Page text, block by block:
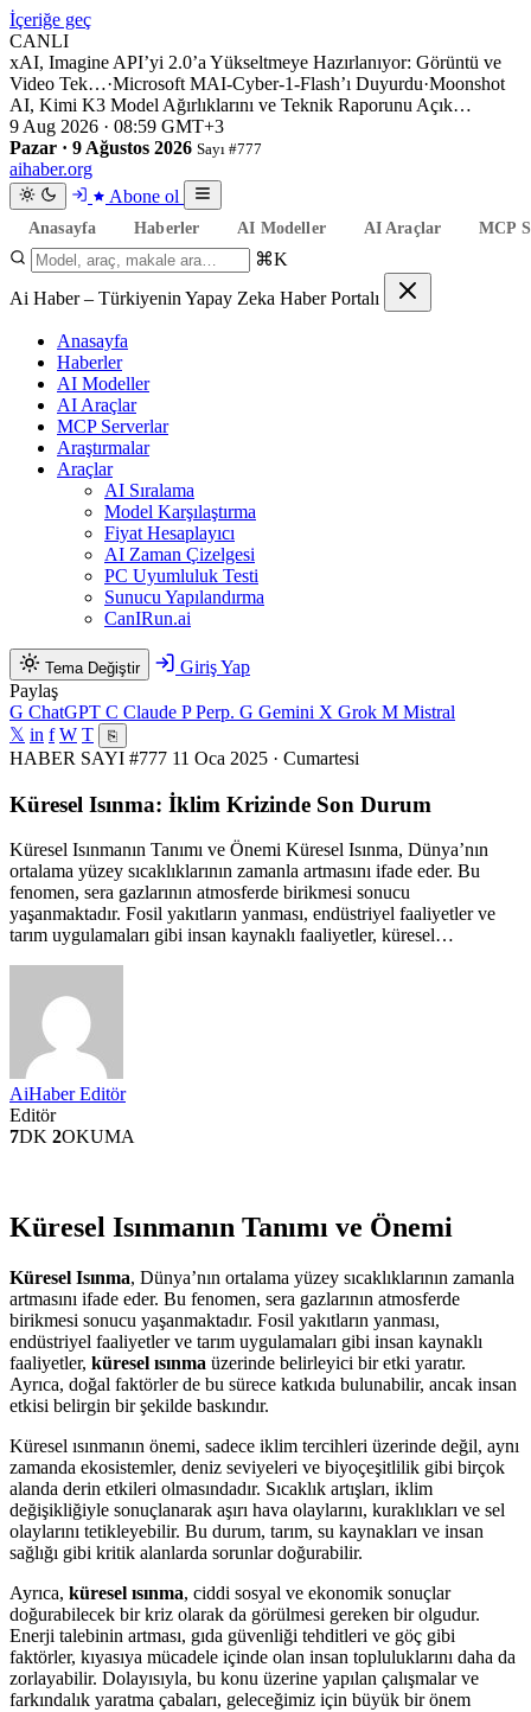
İçeriğe geç
CANLI
xAI, Imagine API’yi 2.0’a Yükseltmeye Hazırlanıyor: Görüntü ve
Video Tek…·Microsoft MAI-Cyber-1-Flash’ı Duyurdu·Moonshot
AI, Kimi K3 Model Ağırlıklarını ve Teknik Raporunu Açık…
9 Aug 2026 · 08:59 GMT+3
Pazar · 9 Ağustos 2026 Sayı #777
aihaber.org
Abone ol
Anasayfa Haberler AI Modeller AI Araçlar MCP
⌘K
Ai Haber – Türkiyenin Yapay Zeka Haber Portalı
Anasayfa
Haberler
AI Modeller
AI Araçlar
MCP Serverlar
Araştırmalar
Araçlar
AI Sıralama
Model Karşılaştırma
Fiyat Hesaplayıcı
AI Zaman Çizelgesi
PC Uyumluluk Testi
Sunucu Yapılandırma
CanIRun.ai
Tema Değiştir
Giriş Yap
Paylaş
G ChatGPT C Claude P Perp. G Gemini X Grok M Mistral
𝕏 in f W T ⎘
HABER SAYI #777 11 Oca 2025 · Cumartesi
Küresel Isınma: İklim Krizinde Son Durum
Küresel Isınmanın Tanımı ve Önemi Küresel Isınma, Dünya’nın
ortalama yüzey sıcaklıklarının zamanla artmasını ifade eder. Bu
fenomen, sera gazlarının atmosferde birikmesi sonucu
yaşanmaktadır. Fosil yakıtların yanması, endüstriyel faaliyetler ve
tarım uygulamaları gibi insan kaynaklı faaliyetler, küresel…
AiHaber Editör
Editör
7DK 2OKUMA
Küresel Isınmanın Tanımı ve Önemi
Küresel Isınma, Dünya’nın ortalama yüzey sıcaklıklarının zamanla
artmasını ifade eder. Bu fenomen, sera gazlarının atmosferde
birikmesi sonucu yaşanmaktadır. Fosil yakıtların yanması,
endüstriyel faaliyetler ve tarım uygulamaları gibi insan kaynaklı
faaliyetler, küresel ısınma üzerinde belirleyici bir etki yaratır.
Ayrıca, doğal faktörler de bu sürece katkıda bulunabilir, ancak insan
etkisi belirgin bir şekilde baskındır.
Küresel ısınmanın önemi, sadece iklim tercihleri üzerinde değil, aynı
zamanda ekosistemler, deniz seviyeleri ve biyoçeşitlilik gibi birçok
alanda derin etkileri olmasındadır. Sıcaklık artışları, iklim
değişikliğiyle sonuçlanarak aşırı hava olaylarını, kuraklıkları ve sel
olaylarını tetikleyebilir. Bu durum, tarım, su kaynakları ve insan
sağlığı gibi kritik alanlarda sorunlar doğurabilir.
Ayrıca, küresel ısınma, ciddi sosyal ve ekonomik sonuçlar
doğurabilecek bir kriz olarak da görülmesi gereken bir olgudur.
Enerji talebinin artması, gıda güvenliği tehditleri ve göç gibi
faktörler, kıyasıya mücadele içinde olan insan topluluklarını daha da
zorlayabilir. Dolayısıyla, bu konu üzerine yapılan çalışmalar ve
farkındalık yaratma çabaları, geleceğimiz için büyük bir önem